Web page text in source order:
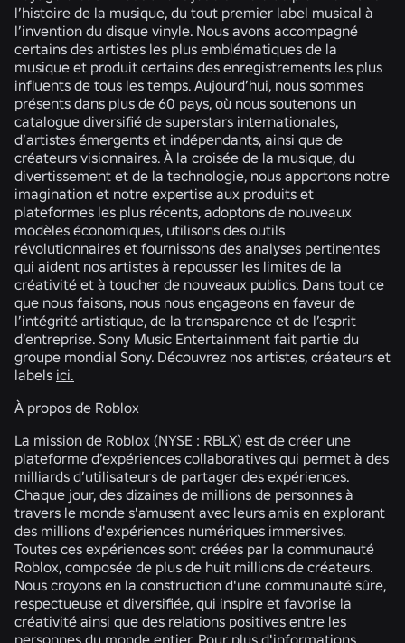
l’histoire de la musique, du tout premier label musical à
l’invention du disque vinyle. Nous avons accompagné
certains des artistes les plus emblématiques de la
musique et produit certains des enregistrements les plus
influents de tous les temps. Aujourd’hui, nous sommes
présents dans plus de 60 pays, où nous soutenons un
catalogue diversifié de superstars internationales,
d’artistes émergents et indépendants, ainsi que de
créateurs visionnaires. À la croisée de la musique, du
divertissement et de la technologie, nous apportons notre
imagination et notre expertise aux produits et
plateformes les plus récents, adoptons de nouveaux
modèles économiques, utilisons des outils
révolutionnaires et fournissons des analyses pertinentes
qui aident nos artistes à repousser les limites de la
créativité et à toucher de nouveaux publics. Dans tout ce
que nous faisons, nous nous engageons en faveur de
l’intégrité artistique, de la transparence et de l’esprit
d’entreprise. Sony Music Entertainment fait partie du
groupe mondial Sony. Découvrez nos artistes, créateurs et
labels ici.
À propos de Roblox
La mission de Roblox (NYSE : RBLX) est de créer une
plateforme d’expériences collaboratives qui permet à des
milliards d’utilisateurs de partager des expériences.
Chaque jour, des dizaines de millions de personnes à
travers le monde s'amusent avec leurs amis en explorant
des millions d'expériences numériques immersives.
Toutes ces expériences sont créées par la communauté
Roblox, composée de plus de huit millions de créateurs.
Nous croyons en la construction d'une communauté sûre,
respectueuse et diversifiée, qui inspire et favorise la
créativité ainsi que des relations positives entre les
personnes du monde entier. Pour plus d'informations,